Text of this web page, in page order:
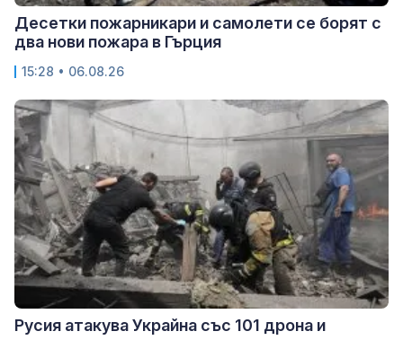
Десетки пожарникари и самолети се борят с
два нови пожара в Гърция
15:28 • 06.08.26
Русия атакува Украйна със 101 дрона и